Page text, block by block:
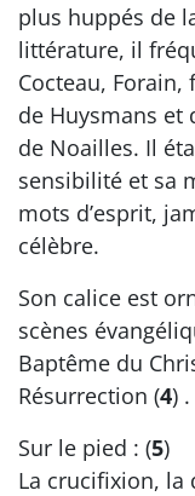
plus huppés de
littérature, il
Cocteau, Forain,
de Huysmans et
de Noailles. Il
sensibilité et sa
mots d’esprit,
célèbre.
Son calice est
scènes
Baptême du
Résurrection (4) .
Sur le pied : (5)
La crucifixion, la